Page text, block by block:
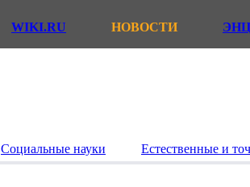
WIKI.RU НОВОСТИ
Социальные науки Естественные и